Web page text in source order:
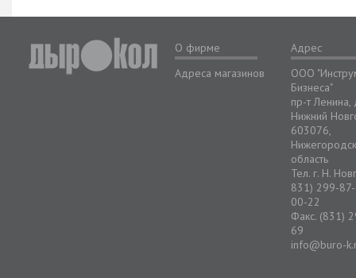
О фирме
Адреса магазинов
Адрес
ООО
Бизнеса"
пр-т
Нижний
603076,
область
Тел. г. Н.
831) 299-
00-22
Факс. (831)
69
info@buro-